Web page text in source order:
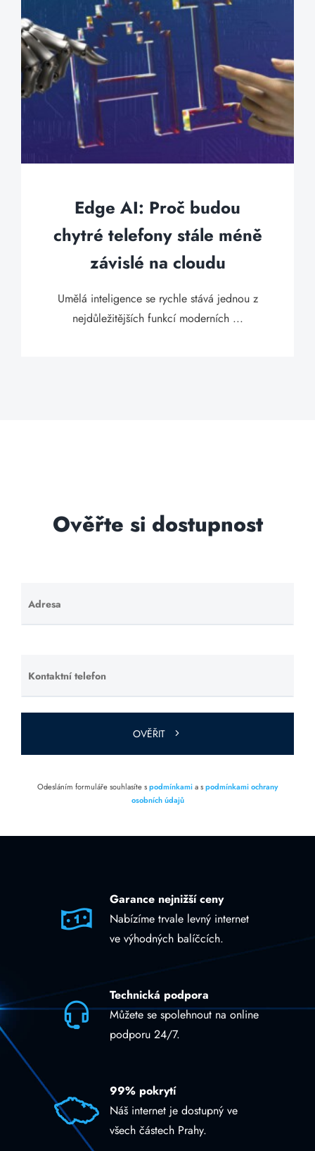
Edge AI: Proč budou
chytré telefony stále méně
závislé na cloudu
Umělá inteligence se rychle stává jednou z
nejdůležitějších funkcí moderních ...
Ověřte si dostupnost
Adresa
Ponechte
toto pole
Kontaktní telefon
Ponechte
toto pole
prázdné.
OVĚŘIT
Odesláním formuláře souhlasíte spodmínkamia spodmínkami ochrany
osobních údajů
Garance nejnižší ceny
Nabízíme trvale levný internet
ve výhodných balíčcích.
Technická podpora
Můžete se spolehnout na online
podporu 24/7.
99% pokrytí
Náš internet je dostupný ve
všech částech Prahy.